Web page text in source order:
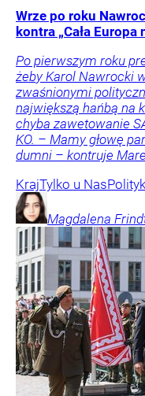
Wrze po roku
kontra „Cała
Po pierwszym roku
żeby Karol Nawrocki
zwaśnionymi
największą hańbą na
chyba zawetowanie
KO. – Mamy głowę
dumni – kontruje
KrajTylko u Nas
Magdalena